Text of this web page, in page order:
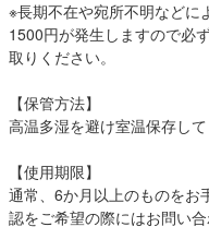
※長期不在や宛所不明などに
1500円が発生しますので必
取りください。
【保管方法】
高温多湿を避け室温保存して
【使用期限】
通常、6か月以上のものをお
認をご希望の際にはお問い合